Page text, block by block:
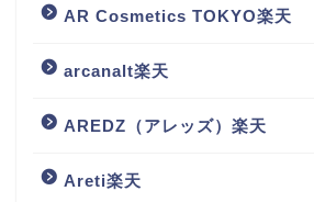
AR Cosmetics TOKYO楽天
arcanalt楽天
AREDZ（アレッズ）楽天
Areti楽天